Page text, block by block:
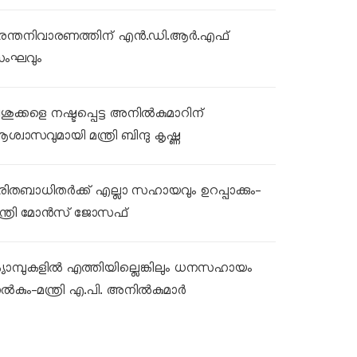
എൻ.ഡി.ആർ.എഫ്
നഷ്ടപ്പെട്ട അനിൽകുമാറിന്
മന്ത്രി ബിന്ദു കൃഷ്ണ
എല്ലാ സഹായവും ഉറപ്പാക്കും-
മോൻസ് ജോസഫ്
എത്തിയില്ലെങ്കിലും ധനസഹായം
മന്ത്രി എ.പി. അനിൽകുമാർ